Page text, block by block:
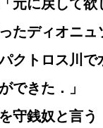
元に戻して
たディオニュ
クトロス川
できた．」
守銭奴と言う